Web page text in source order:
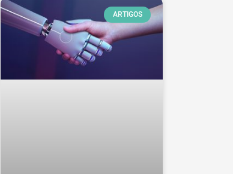
ARTIGOS